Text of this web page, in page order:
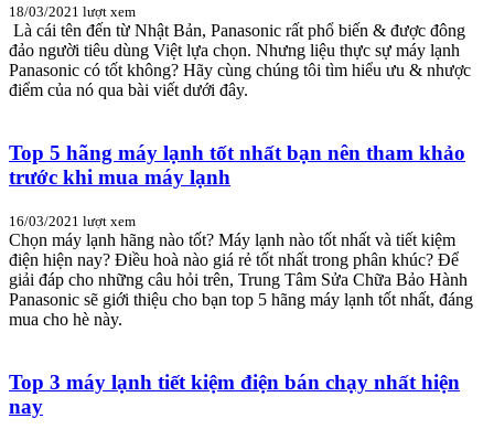
18/03/2021 lượt xem
Là cái tên đến từ Nhật Bản, Panasonic rất phổ biến & được đông
đảo người tiêu dùng Việt lựa chọn. Nhưng liệu thực sự máy lạnh
Panasonic có tốt không? Hãy cùng chúng tôi tìm hiểu ưu & nhược
điểm của nó qua bài viết dưới đây.
Top 5 hãng máy lạnh tốt nhất bạn nên tham khảo
trước khi mua máy lạnh
16/03/2021 lượt xem
Chọn máy lạnh hãng nào tốt? Máy lạnh nào tốt nhất và tiết kiệm
điện hiện nay? Điều hoà nào giá rẻ tốt nhất trong phân khúc? Để
giải đáp cho những câu hỏi trên, Trung Tâm Sửa Chữa Bảo Hành
Panasonic sẽ giới thiệu cho bạn top 5 hãng máy lạnh tốt nhất, đáng
mua cho hè này.
Top 3 máy lạnh tiết kiệm điện bán chạy nhất hiện
nay